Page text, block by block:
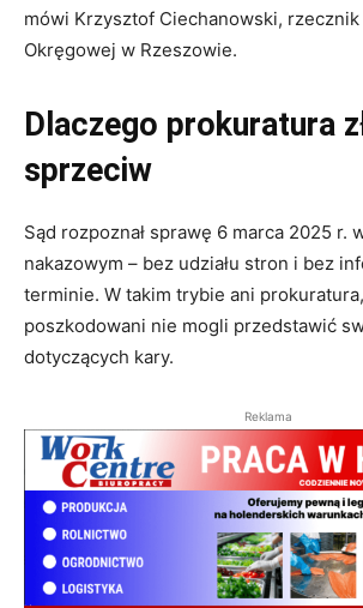
mówi Krzysztof Ciechanowski,
Okręgowej w Rzeszowie.
Dlaczego prokuratura
sprzeciw
Sąd rozpoznał sprawę 6 marca 2025 r.
nakazowym – bez udziału stron i bez
terminie. W takim trybie ani
poszkodowani nie mogli przedstawić
dotyczących kary.
Reklama